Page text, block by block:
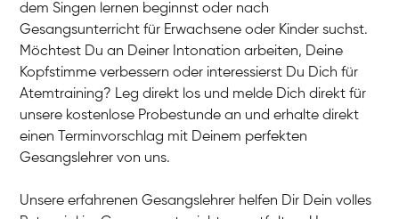
dem Singen lernen beginnst oder nach
Gesangsunterricht für Erwachsene oder Kinder suchst.
Möchtest Du an Deiner Intonation arbeiten, Deine
Kopfstimme verbessern oder interessierst Du Dich für
Atemtraining? Leg direkt los und melde Dich direkt für
unsere kostenlose Probestunde an und erhalte direkt
einen Terminvorschlag mit Deinem perfekten
Gesangslehrer von uns.
Unsere erfahrenen Gesangslehrer helfen Dir Dein volles